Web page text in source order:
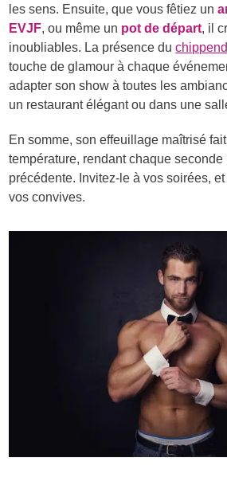
les sens. Ensuite, que vous fêtiez un
EVJF, ou même un pot de départ, il
inoubliables. La présence du
touche de glamour à chaque
adapter son show à toutes les
un restaurant élégant ou dans une
En somme, son effeuillage maîtrisé
température, rendant chaque
précédente. Invitez-le à vos soirées,
vos convives.